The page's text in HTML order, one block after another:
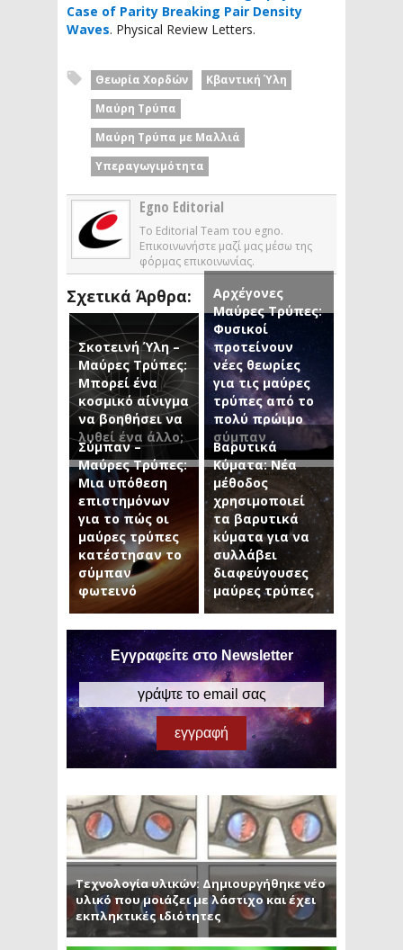
Case of Parity Breaking Pair Density
Waves. Physical Review Letters.
Θεωρία Χορδών
Κβαντική Ύλη
Μαύρη Τρύπα
Μαύρη Τρύπα με Μαλλιά
Υπεραγωγιμότητα
Egno Editorial
Το Editorial Team του egno.
Επικοινωνήστε μαζί μας μέσω της
φόρμας επικοινωνίας.
Σχετικά Άρθρα:
Σκοτεινή Ύλη –
Μαύρες Τρύπες:
Μπορεί ένα
κοσμικό αίνιγμα
να βοηθήσει να
λυθεί ένα άλλο;
Αρχέγονες
Μαύρες Τρύπες:
Φυσικοί
προτείνουν
νέες θεωρίες
για τις μαύρες
τρύπες από το
πολύ πρώιμο
σύμπαν
Σύμπαν –
Μαύρες Τρύπες:
Μια υπόθεση
επιστημόνων
για το πώς οι
μαύρες τρύπες
κατέστησαν το
σύμπαν
φωτεινό
Βαρυτικά
Κύματα: Νέα
μέθοδος
χρησιμοποιεί
τα βαρυτικά
κύματα για να
συλλάβει
διαφεύγουσες
μαύρες τρύπες
Εγγραφείτε στο Newsletter
Τεχνολογία υλικών: Δημιουργήθηκε νέο
υλικό που μοιάζει με λάστιχο και έχει
εκπληκτικές ιδιότητες